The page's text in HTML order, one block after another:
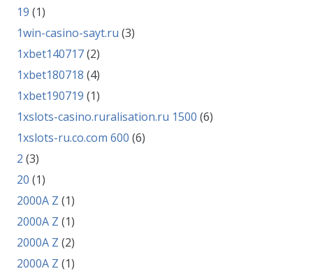
19 (1)
1win-casino-sayt.ru (3)
1xbet140717(2)
1xbet180718 (4)
1xbet190719 (1)
1xslots-casino.ruralisation.ru 1500 (6)
1xslots-ru.co.com 600 (6)
2 (3)
20 (1)
2000A Z (1)
2000A Z (1)
2000A Z (2)
2000A Z (1)